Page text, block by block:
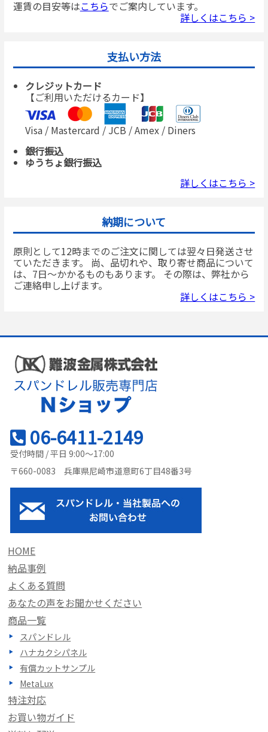
運賃の目安等はこちらでご案内しています。
詳しくはこちら >
支払い方法
クレジットカード
【ご利用いただけるカード】
Visa / Mastercard / JCB / Amex / Diners
銀行振込
ゆうちょ銀行振込
詳しくはこちら >
納期について
原則として12時までのご注文に関しては翌々日発送させ
ていただきます。 尚、品切れや、取り寄せ商品について
は、7日～かかるものもあります。 その際は、弊社から
ご連絡申し上げます。
詳しくはこちら >
06-6411-2149
受付時間 / 平日 9:00～17:00
〒660-0083 兵庫県尼崎市道意町6丁目48番3号
HOME
納品事例
よくある質問
あなたの声をお聞かせください
商品一覧
スパンドレル
ハナカクシパネル
有償カットサンプル
MetaLux
特注対応
お買い物ガイド